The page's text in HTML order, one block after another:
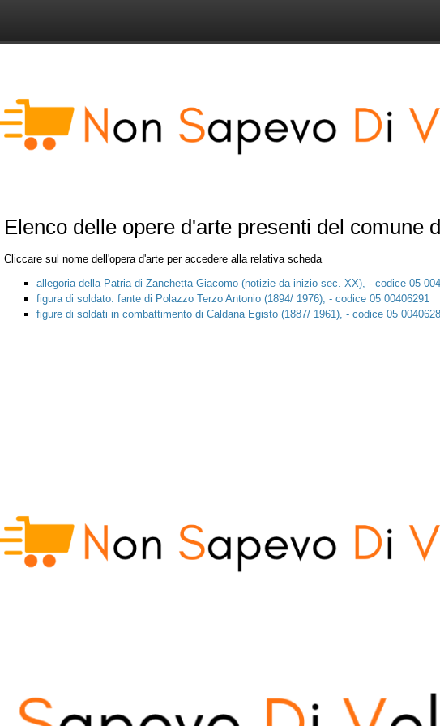
Elenco delle opere d'arte presenti del comune
Cliccare sul nome dell'opera d'arte per accedere alla relativa scheda
allegoria della Patria di Zanchetta Giacomo (notizie da inizio sec. XX), - codice 05
figura di soldato: fante di Polazzo Terzo Antonio (1894/ 1976), - codice 05 00406291
figure di soldati in combattimento di Caldana Egisto (1887/ 1961), - codice 05